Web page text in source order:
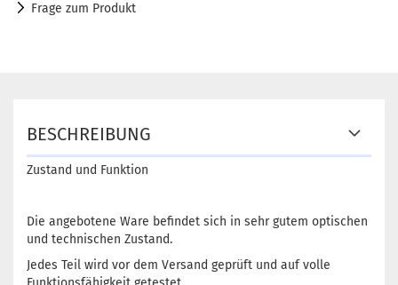
Frage zum Produkt
BESCHREIBUNG
Zustand und Funktion
Die angebotene Ware befindet sich in sehr gutem optischen
und technischen Zustand.
Jedes Teil wird vor dem Versand geprüft und auf volle